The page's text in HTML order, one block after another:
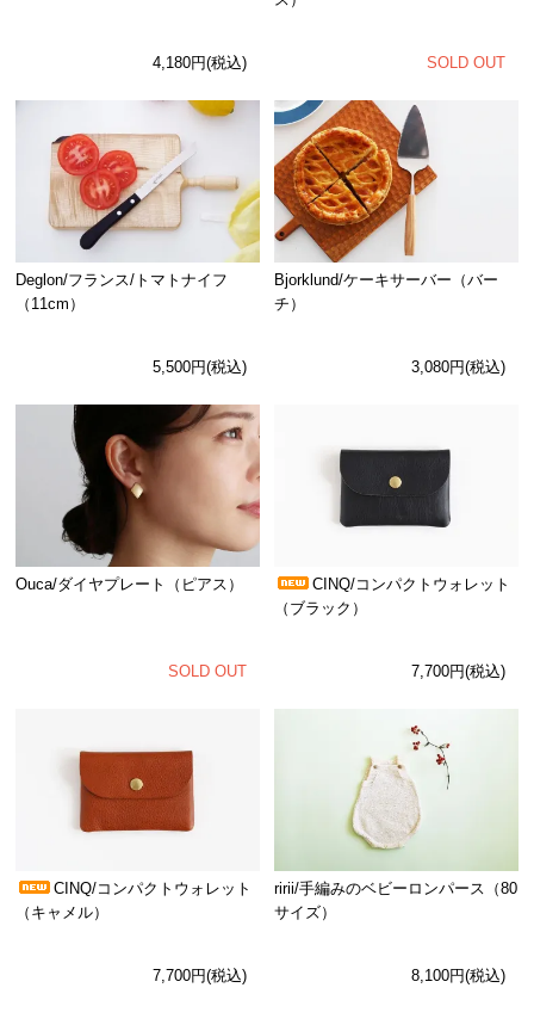
4,180円(税込) SOLD OUT
Deglon/フランス/トマトナイフ
（11cm）
5,500円(税込)
Bjorklund/ケーキサーバー（バー
チ）
3,080円(税込)
Ouca/ダイヤプレート（ピアス）
SOLD OUT
CINQ/コンパクトウォレット
（ブラック）
7,700円(税込)
CINQ/コンパクトウォレット
（キャメル）
7,700円(税込)
ririi/手編みのベビーロンパース（80
サイズ）
8,100円(税込)